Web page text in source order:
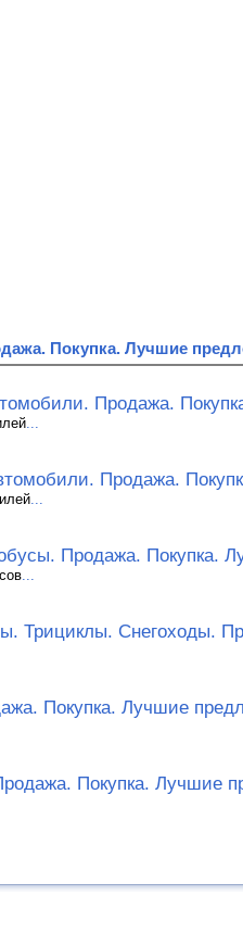
Покупка. Лучшие
Продажа.
Продажа.
Продажа. Покупка.
Трициклы. Снегоходы.
Покупка. Лучшие
Покупка. Лучшие